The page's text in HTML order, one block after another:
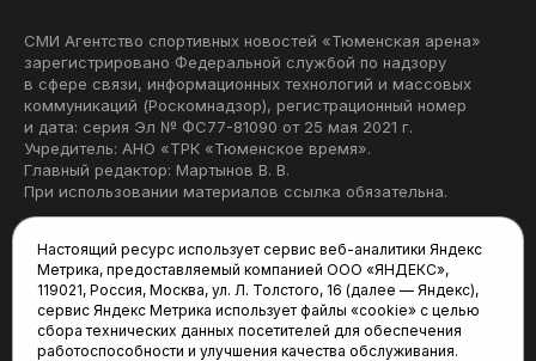
СМИ Агентство спортивных новостей «Тюменская арена»
зарегистрировано Федеральной службой по надзору
в сфере связи, информационных технологий и массовых
коммуникаций (Роскомнадзор), регистрационный номер
и дата: серия Эл № ФС77-81090 от 25 мая 2021 г.
Учредитель: АНО «ТРК «Тюменское время».
Главный редактор: Мартынов В. В.
При использовании материалов ссылка обязательна.
Редакция:
625035, Тюмень, пр. Геологоразведчиков, 28А
(3452) 68-22-28
tum-arena@mail.ru
Настоящий ресурс использует сервис веб-аналитики Яндекс
Метрика, предоставляемый компанией ООО «ЯНДЕКС»,
119021, Россия, Москва, ул. Л. Толстого, 16 (далее — Яндекс),
сервис Яндекс Метрика использует файлы «cookie» с целью
сбора технических данных посетителей для обеспечения
работоспособности и улучшения качества обслуживания.